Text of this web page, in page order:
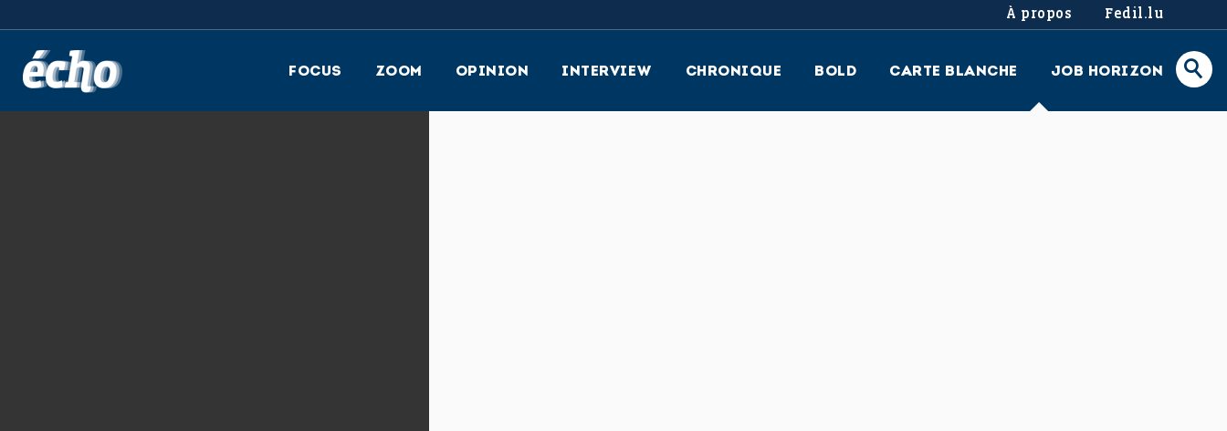
À propos Fedil.lu
FOCUS ZOOM OPINION INTERVIEW CHRONIQUE BOLD CARTE BLANCHE JOB HORIZON